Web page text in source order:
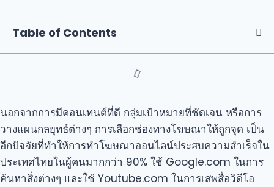
Table of Contents
นอกจากการมีคอนเทนต์ที่ดี กลุ่มเป้าหมายที่ชัดเจน หรือการ
วางแผนกลยุทธ์ต่างๆ การเลือกช่องทางโฆษณาให้ถูกจุด เป็น
อีกปัจจัยที่ทำให้การทำโฆษณาออนไลน์ประสบความสำเร็จใน
ประเทศไทยในผู้คนมากกว่า 90% ใช้ Google.com ในการ
ค้นหาสิ่งต่างๆ และใช้ Youtube.com ในการเสพสื่อวิดีโอ